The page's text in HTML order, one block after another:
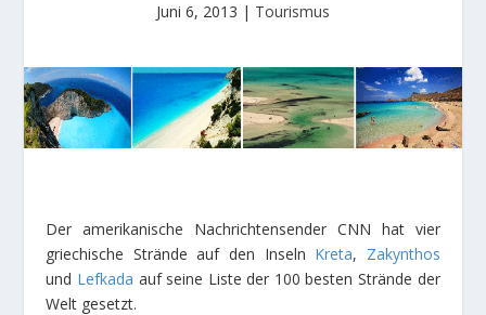
Juni 6, 2013 | Tourismus
Der amerikanische Nachrichtensender CNN hat vier
griechische Strände auf den Inseln Kreta, Zakynthos
und Lefkada auf seine Liste der 100 besten Strände der
Welt gesetzt.